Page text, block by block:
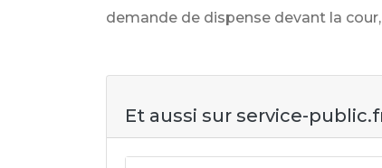
demande de dispense devant la
Et aussi sur service-